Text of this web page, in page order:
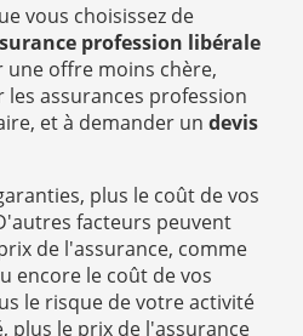
vous choisissez de
profession libérale
offre moins chère,
assurances profession
et à demander un devis
plus le coût de vos
facteurs peuvent
de l'assurance, comme
encore le coût de vos
le risque de votre activité
plus le prix de l'assurance